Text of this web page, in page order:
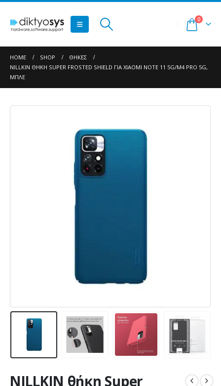
0
HOME SHOP
ΘΉΚΕΣ
NILLKIN ΘΉΚΗ SUPER FROSTED SHIELD ΓΙΑ XIAOMI NOTE 11 5G/M4 PRO 5G,
ΜΠΛΕ
NILLKIN θήκη Super